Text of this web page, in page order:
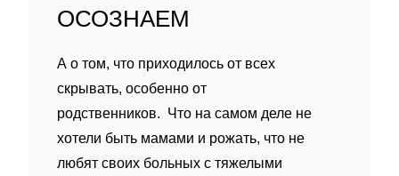
ОСОЗНАЕМ
А о том, что приходилось от всех
скрывать, особенно от
родственников. Что на самом деле не
хотели быть мамами и рожать, что не
любят своих больных с тяжелыми